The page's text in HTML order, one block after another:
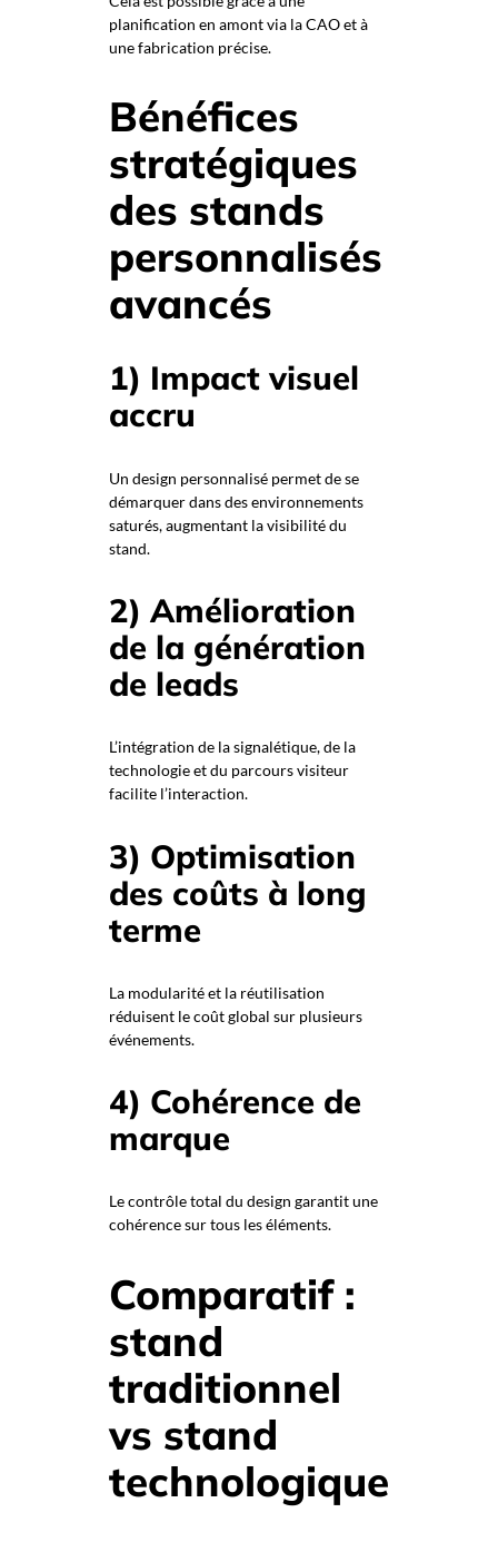
planification en amont via la CAO et à
une fabrication précise.
Bénéfices
stratégiques
des stands
personnalisés
avancés
1) Impact visuel
accru
Un design personnalisé permet de se
démarquer dans des environnements
saturés, augmentant la visibilité du
stand.
2) Amélioration
de la génération
de leads
L’intégration de la signalétique, de la
technologie et du parcours visiteur
facilite l’interaction.
3) Optimisation
des coûts à long
terme
La modularité et la réutilisation
réduisent le coût global sur plusieurs
événements.
4) Cohérence de
marque
Le contrôle total du design garantit une
cohérence sur tous les éléments.
Comparatif :
stand
traditionnel
vs stand
technologique